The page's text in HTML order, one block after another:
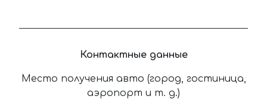
Контактные данные
Место получения авто (город, гостиница,
аэропорт и т. д.)